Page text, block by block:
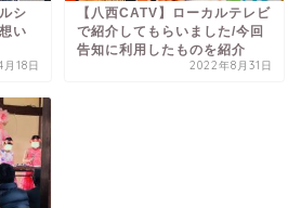
シ
い
18日
【八西CATV】ローカルテレビ
で紹介してもらいました/今回
告知に利用したものを紹介
2022年8月31日